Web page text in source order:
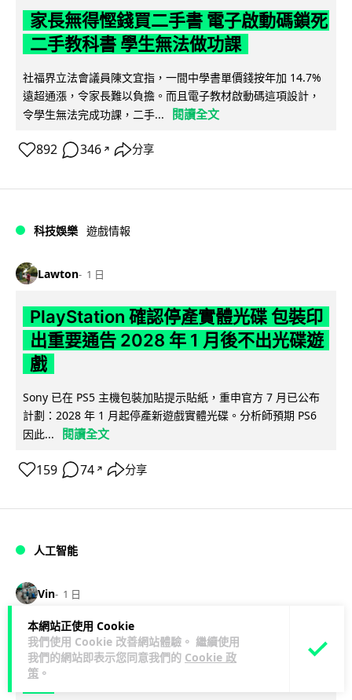
本網站正使用 Cookie
我們使用 Cookie 改善網站體驗。 繼續使用
我們的網站即表示您同意我們的 Cookie 政
策 。
家長無得慳錢買二手書 電子啟動碼鎖死
二手教科書 學生無法做功課
社福界立法會議員陳文宜指，一間中學書單價錢按年加 14.7%
遠超通漲，令家長難以負擔。而且電子教材啟動碼這項設計，
令學生無法完成功課，二手...
閱讀全文
892 346 ↗ 分享
科技娛樂 遊戲情報
Lawton 1 日
PlayStation 確認停產實體光碟 包裝印
出重要通告 2028 年 1 月後不出光碟遊
戲
Sony 已在 PS5 主機包裝加貼提示貼紙，重申官方 7 月已公布
計劃：2028 年 1 月起停產新遊戲實體光碟。分析師預期 PS6
因此...
閱讀全文
159 74 ↗ 分享
人工智能
Vin 1 日
Samsung 展示 Galaxy AI 新方向 未來
手機毋須輸入文字 轉向 Agent 全自動操
作